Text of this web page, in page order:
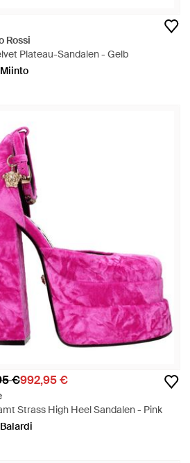
Rossi
Plateau-Sandalen - Gelb
Miinto
€992,95 €
Strass High Heel Sandalen - Pink
Balardi